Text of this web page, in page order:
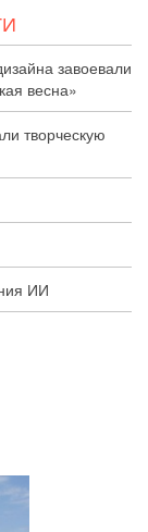
завоевали
весна»
творческую
ИИ